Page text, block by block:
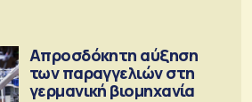
Απροσδόκητη αύξηση
των παραγγελιών στη
γερμανική βιομηχανία